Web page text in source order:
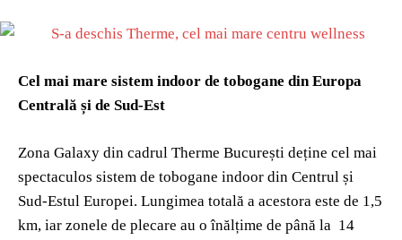
Cel mai mare sistem indoor de tobogane din Europa
Centrală și de Sud-Est
Zona Galaxy din cadrul Therme București deține cel mai
spectaculos sistem de tobogane indoor din Centrul și
Sud-Estul Europei. Lungimea totală a acestora este de 1,5
km, iar zonele de plecare au o înălțime de până la 14